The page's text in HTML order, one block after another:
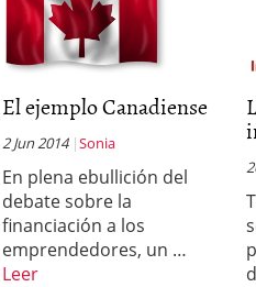
El ejemplo Canadiense
2 Jun 2014 Sonia
En plena ebullición del
debate sobre la
financiación a los
emprendedores, un …
Leer